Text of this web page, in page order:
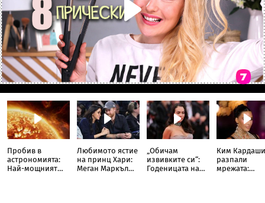
Пробив в
астрономията:
Най-мощният
Любимото ястие
на принц Хари:
Меган Маркъл
„Обичам
извивките си“:
Годеницата на
Ким
разпали
мрежата: